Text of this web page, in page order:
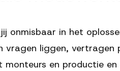
onmisbaar in het
vragen liggen, vertragen
en productie